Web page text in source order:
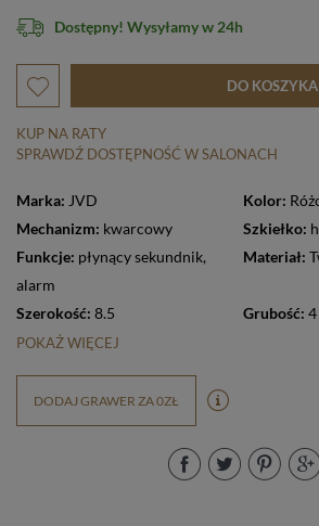
Dostępny! Wysyłamy w 24h
DO KOSZYKA
KUP NA RATY
SPRAWDŹ DOSTĘPNOŚĆ W SALONACH
Marka: JVD Kolor:
Mechanizm: kwarcowy Szkiełko:
Funkcje: płynący sekundnik,
alarm
Materiał:
Szerokość: 8.5 Grubość: 4
POKAŻ WIĘCEJ
DODAJ GRAWER ZA 0ZŁ